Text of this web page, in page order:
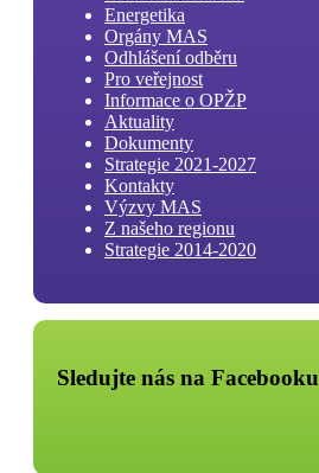
Energetika
Orgány MAS
Odhlášení odběru
Pro veřejnost
Informace o OPŽP
Aktuality
Dokumenty
Strategie 2021-2027
Kontakty
Výzvy MAS
Z našeho regionu
Strategie 2014-2020
Sledujte nás na Facebooku